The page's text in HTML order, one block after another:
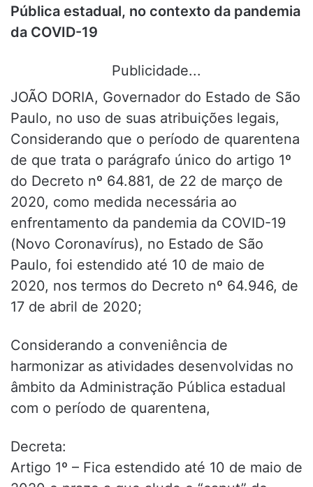
Pública estadual, no contexto da pandemia
da COVID-19
Publicidade...
JOÃO DORIA, Governador do Estado de São
Paulo, no uso de suas atribuições legais,
Considerando que o período de quarentena
de que trata o parágrafo único do artigo 1º
do Decreto nº 64.881, de 22 de março de
2020, como medida necessária ao
enfrentamento da pandemia da COVID-19
(Novo Coronavírus), no Estado de São
Paulo, foi estendido até 10 de maio de
2020, nos termos do Decreto nº 64.946, de
17 de abril de 2020;
Considerando a conveniência de
harmonizar as atividades desenvolvidas no
âmbito da Administração Pública estadual
com o período de quarentena,
Decreta:
Artigo 1º – Fica estendido até 10 de maio de